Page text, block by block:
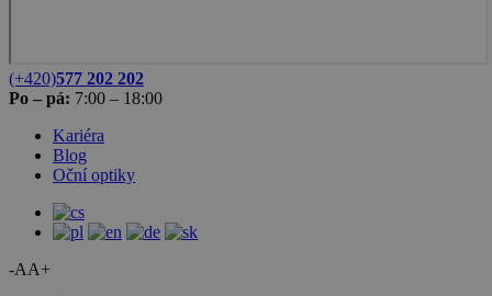
(+420)577 202 202
Po – pá: 7:00 – 18:00
Kariéra
Blog
Oční optiky
-AA+